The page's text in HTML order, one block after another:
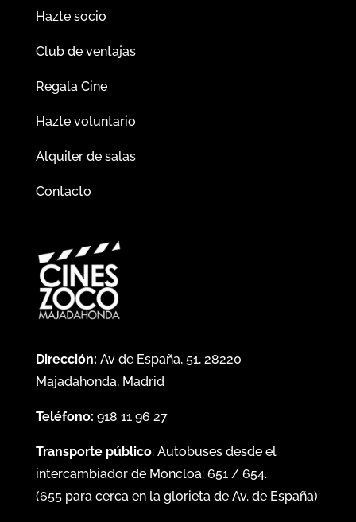
Hazte socio
Club de ventajas
Regala Cine
Hazte voluntario
Alquiler de salas
Contacto
Dirección: Av de España, 51, 28220
Majadahonda, Madrid
Teléfono: 918 11 96 27
Transporte público: Autobuses desde el
intercambiador de Moncloa: 651/ 654.
(655para cerca en la glorieta de Av. de España)